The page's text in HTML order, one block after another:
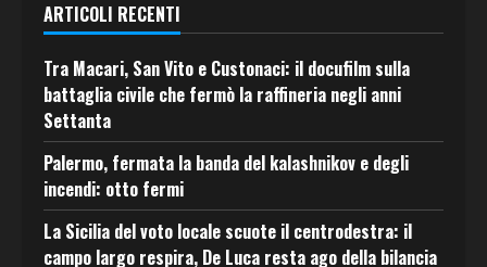
ARTICOLI RECENTI
Tra Macari, San Vito e Custonaci: il docufilm sulla
battaglia civile che fermò la raffineria negli anni
Settanta
Palermo, fermata la banda del kalashnikov e degli
incendi: otto fermi
La Sicilia del voto locale scuote il centrodestra: il
campo largo respira, De Luca resta ago della bilancia